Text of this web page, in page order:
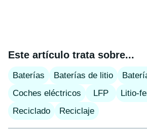
Este artículo trata sobre...
Baterías Baterías de litio
Coches eléctricos
LFP
Litio-
Reciclado
Reciclaje